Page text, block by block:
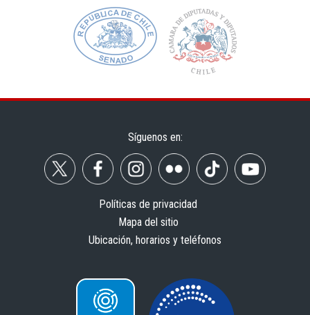
Síguenos en:
Políticas de privacidad
Mapa del sitio
Ubicación, horarios y teléfonos